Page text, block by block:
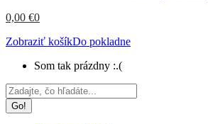
0,00 €0
Zobraziť košíkDo pokladne
Som tak prázdny :.(
Search: